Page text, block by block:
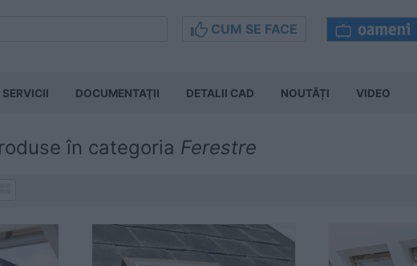
CUM SE FACE
SERVICII DOCUMENTAŢII DETALII CAD NOUTĂȚI VIDEO
în categoria Ferestre